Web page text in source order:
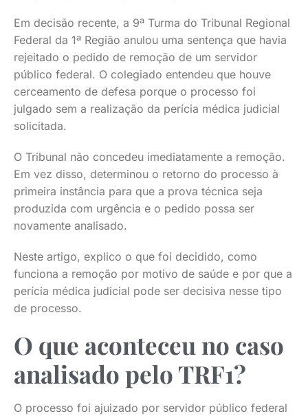
Em decisão recente, a 9ª Turma do Tribunal Regional
Federal da 1ª Região anulou uma sentença que havia
rejeitado o pedido de remoção de um servidor
público federal. O colegiado entendeu que houve
cerceamento de defesa porque o processo foi
julgado sem a realização da perícia médica judicial
solicitada.
O Tribunal não concedeu imediatamente a remoção.
Em vez disso, determinou o retorno do processo à
primeira instância para que a prova técnica seja
produzida com urgência e o pedido possa ser
novamente analisado.
Neste artigo, explico o que foi decidido, como
funciona a remoção por motivo de saúde e por que a
perícia médica judicial pode ser decisiva nesse tipo
de processo.
O que aconteceu no caso
analisado pelo TRF1?
O processo foi ajuizado por servidor público federal